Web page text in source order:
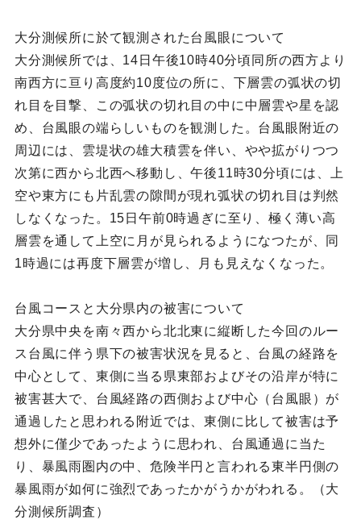
大分測候所に於て観測された台風眼について
大分測候所では、14日午後10時40分頃同所の西方より
南西方に亘り高度約10度位の所に、下層雲の弧状の切
れ目を目撃、この弧状の切れ目の中に中層雲や星を認
め、台風眼の端らしいものを観測した。台風眼附近の
周辺には、雲堤状の雄大積雲を伴い、やや拡がりつつ
次第に西から北西へ移動し、午後11時30分頃には、上
空や東方にも片乱雲の隙間が現れ弧状の切れ目は判然
しなくなった。15日午前0時過ぎに至り、極く薄い高
層雲を通して上空に月が見られるようになつたが、同
1時過には再度下層雲が増し、月も見えなくなった。
台風コースと大分県内の被害について
大分県中央を南々西から北北東に縦断した今回のルー
ス台風に伴う県下の被害状況を見ると、台風の経路を
中心として、東側に当る県東部およびその沿岸が特に
被害甚大で、台風経路の西側および中心（台風眼）が
通過したと思われる附近では、東側に比して被害は予
想外に僅少であったように思われ、台風通過に当た
り、暴風雨圏内の中、危険半円と言われる東半円側の
暴風雨が如何に強烈であったかがうかがわれる。（大
分測候所調査）